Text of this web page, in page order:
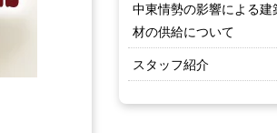
中東情勢の影響による建
材の供給について
スタッフ紹介